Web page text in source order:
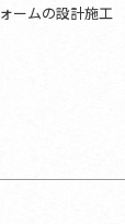
ームの設計施工